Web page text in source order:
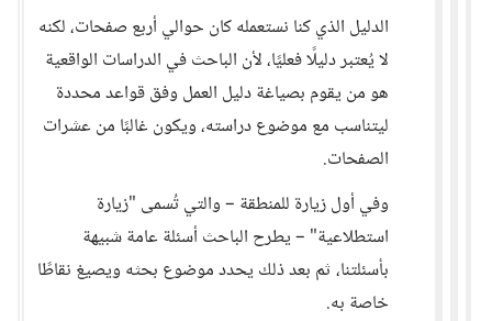
الدليل الذي كنا نستعمله كان حوالي أربع صفحات، لكنه
لا يُعتبر دليلًا فعليًا، لأن الباحث في الدراسات الواقعية
هو من يقوم بصياغة دليل العمل وفق قواعد محددة
ليتناسب مع موضوع دراسته، ويكون غالبًا من عشرات
الصفحات.
وفي أول زيارة للمنطقة – والتي تُسمى "زيارة
استطلاعية" – يطرح الباحث أسئلة عامة شبيهة
بأسئلتنا، ثم بعد ذلك يحدد موضوع بحثه ويصيغ نقاطًا
خاصة به.